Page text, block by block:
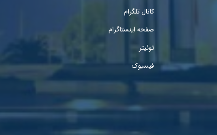
کانال تلگرام
صفحه اینستاگرام
توئیتر
فیسبوک